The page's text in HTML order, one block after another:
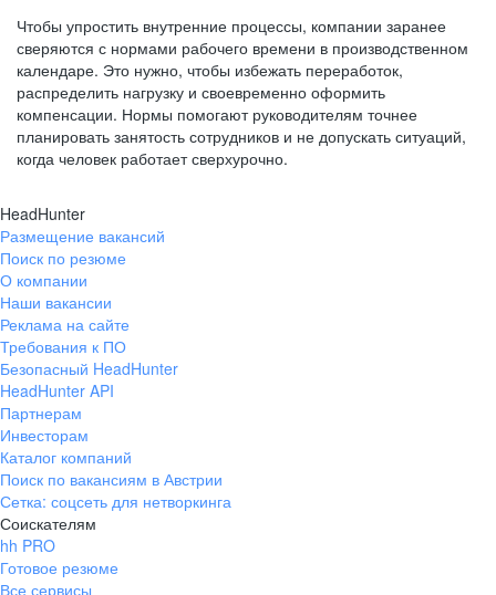
Чтобы упростить внутренние процессы, компании заранее
сверяются с нормами рабочего времени в производственном
календаре. Это нужно, чтобы избежать переработок,
распределить нагрузку и своевременно оформить
компенсации. Нормы помогают руководителям точнее
планировать занятость сотрудников и не допускать ситуаций,
когда человек работает сверхурочно.
HeadHunter
Размещение вакансий
Поиск по резюме
О компании
Наши вакансии
Реклама на сайте
Требования к ПО
Безопасный HeadHunter
HeadHunter API
Партнерам
Инвесторам
Каталог компаний
Поиск по вакансиям в Австрии
Сетка: соцсеть для нетворкинга
Соискателям
hh PRO
Готовое резюме
Все сервисы